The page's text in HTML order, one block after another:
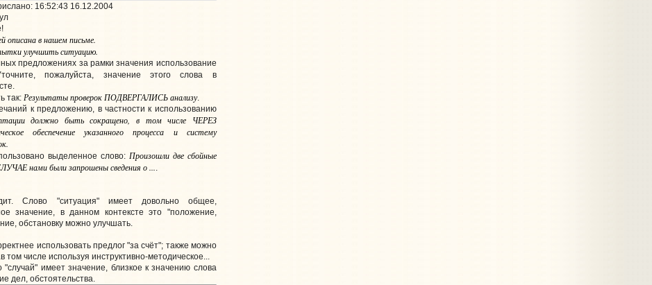
16:52:43 16.12.2004
описана в нашем письме.
улучшить ситуацию.
предложениях за рамки значения использование
пожалуйста, значение этого слова в
так: Результаты проверок ПОДВЕРГАЛИСЬ анализу.
к предложению, в частности к использованию
должно быть сокращено, в том числе ЧЕРЕЗ
обеспечение указанного процесса и систему
выделенное слово: Произошли две сбойные
нами были запрошены сведения о ....
Слово "ситуация" имеет довольно общее,
значение, в данном контексте это "положение,
обстановку можно улучшать.
использовать предлог "за счёт"; также можно
том числе используя инструктивно-методическое...
имеет значение, близкое к значению слова
дел, обстоятельства.